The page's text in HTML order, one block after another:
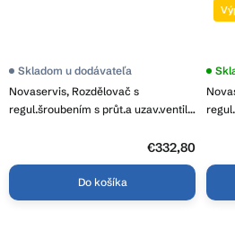
Novaservis, Rozdělovač s
regul.šroubením s průt.a uzav.ventily
Skladom u dodávateľa
€332,80
Do košíka